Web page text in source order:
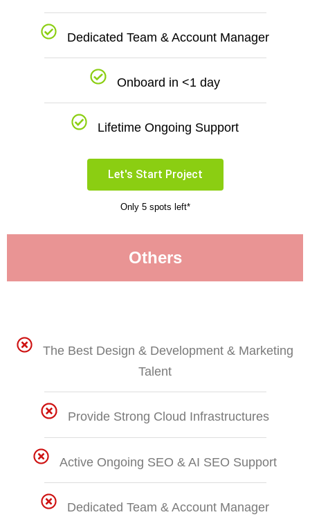
Dedicated Team & Account Manager
Onboard in <1 day
Lifetime Ongoing Support
Let's Start Project
Only 5 spots left*
Others
The Best Design & Development & Marketing
Talent
Provide Strong Cloud Infrastructures
Active Ongoing SEO & AI SEO Support
Dedicated Team & Account Manager